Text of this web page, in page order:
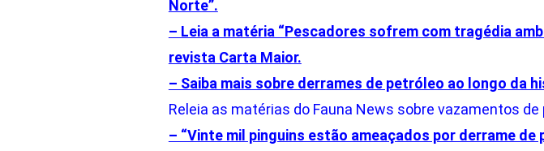
Norte”.
– Leia a matéria “Pescadores sofrem com tragédia
revista Carta Maior.
– Saiba mais sobre derrames de petróleo ao longo da
Releia as matérias do Fauna News sobre vazamentos de
– “Vinte mil pinguins estão ameaçados por derrame